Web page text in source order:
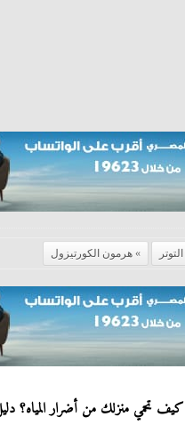
التوتر هرمون الكورتيزول
كيف تحمي منزلك من أضرار المياه؟